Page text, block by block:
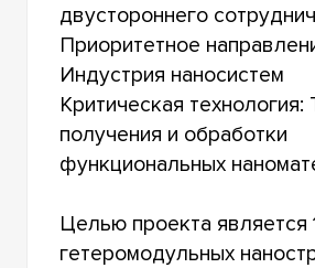
двустороннего
Приоритетное
Индустрия наносистем
Критическая технология:
получения и обработки
функциональных
Целью проекта является
гетеромодульных